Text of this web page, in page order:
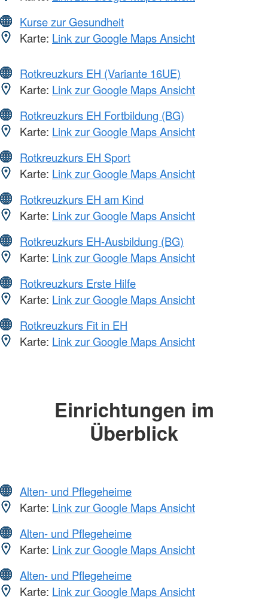
Kurse zur Gesundheit
Karte: Link zur Google Maps Ansicht
Rotkreuzkurs EH (Variante 16UE)
Karte: Link zur Google Maps Ansicht
Rotkreuzkurs EH Fortbildung (BG)
Karte: Link zur Google Maps Ansicht
Rotkreuzkurs EH Sport
Karte: Link zur Google Maps Ansicht
Rotkreuzkurs EH am Kind
Karte: Link zur Google Maps Ansicht
Rotkreuzkurs EH-Ausbildung (BG)
Karte: Link zur Google Maps Ansicht
Rotkreuzkurs Erste Hilfe
Karte: Link zur Google Maps Ansicht
Rotkreuzkurs Fit in EH
Karte: Link zur Google Maps Ansicht
Einrichtungen im
Überblick
Alten- und Pflegeheime
Karte: Link zur Google Maps Ansicht
Alten- und Pflegeheime
Karte: Link zur Google Maps Ansicht
Alten- und Pflegeheime
Karte: Link zur Google Maps Ansicht